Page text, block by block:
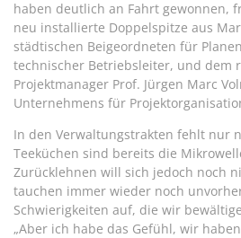
haben deutlich an Fahrt gewonnen,
neu installierte Doppelspitze aus
städtischen Beigeordneten für
technischer Betriebsleiter, und dem
Projektmanager Prof. Jürgen Marc
Unternehmens für
In den Verwaltungstrakten fehlt nur
Teeküchen sind bereits die
Zurücklehnen will sich jedoch noch
tauchen immer wieder noch
Schwierigkeiten auf, die wir
„Aber ich habe das Gefühl, wir